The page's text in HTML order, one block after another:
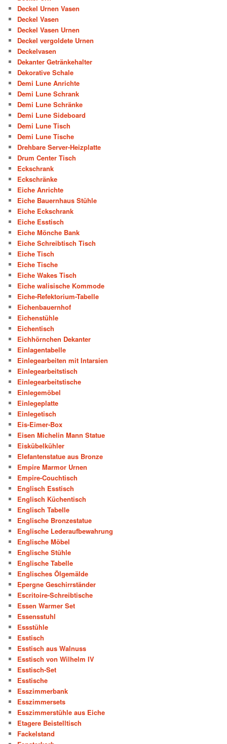
Deckel Urnen Vasen
Deckel Vasen
Deckel Vasen Urnen
Deckel vergoldete Urnen
Deckelvasen
Dekanter Getränkehalter
Dekorative Schale
Demi Lune Anrichte
Demi Lune Schrank
Demi Lune Schränke
Demi Lune Sideboard
Demi Lune Tisch
Demi Lune Tische
Drehbare Server-Heizplatte
Drum Center Tisch
Eckschrank
Eckschränke
Eiche Anrichte
Eiche Bauernhaus Stühle
Eiche Eckschrank
Eiche Esstisch
Eiche Mönche Bank
Eiche Schreibtisch Tisch
Eiche Tisch
Eiche Tische
Eiche Wakes Tisch
Eiche walisische Kommode
Eiche-Refektorium-Tabelle
Eichenbauernhof
Eichenstühle
Eichentisch
Eichhörnchen Dekanter
Einlagentabelle
Einlegearbeiten mit Intarsien
Einlegearbeitstisch
Einlegearbeitstische
Einlegemöbel
Einlegeplatte
Einlegetisch
Eis-Eimer-Box
Eisen Michelin Mann Statue
Eiskübelkühler
Elefantenstatue aus Bronze
Empire Marmor Urnen
Empire-Couchtisch
Englisch Esstisch
Englisch Küchentisch
Englisch Tabelle
Englische Bronzestatue
Englische Lederaufbewahrung
Englische Möbel
Englische Stühle
Englische Tabelle
Englisches Ölgemälde
Epergne Geschirrständer
Escritoire-Schreibtische
Essen Warmer Set
Essensstuhl
Essstühle
Esstisch
Esstisch aus Walnuss
Esstisch von Wilhelm IV
Esstisch-Set
Esstische
Esszimmerbank
Esszimmersets
Esszimmerstühle aus Eiche
Etagere Beistelltisch
Fackelstand